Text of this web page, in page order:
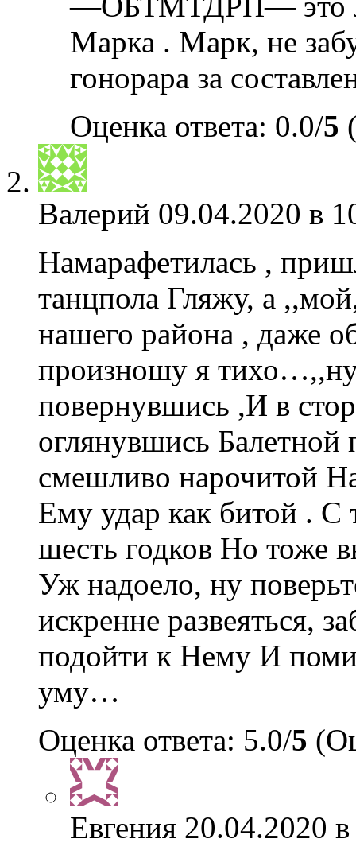
Марка . Марк, не
гонорара за
Оценка ответа: 0.0/5
Валерий 09.04.2020 в
Намарафетилась ,
танцпола Гляжу, а
нашего района , даже
произношу я
повернувшись ,И в
оглянувшись
смешливо нарочитой
Ему удар как битой .
шесть годков Но тоже
Уж надоело, ну
искренне развеяться,
подойти к Нему И
уму…
Оценка ответа: 5.0/5
Евгения 20.04.2020